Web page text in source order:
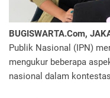
BUGISWARTA.Com,
Publik Nasional (IPN)
mengukur beberapa
nasional dalam